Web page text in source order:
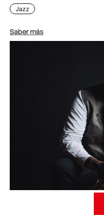
Jazz
Saber más